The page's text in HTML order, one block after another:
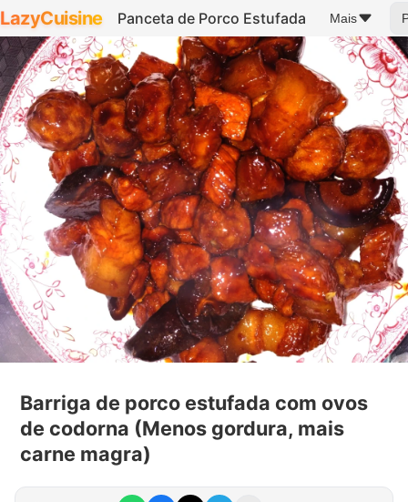
LazyCuisine Panceta de Porco Estufada Mais
Barriga de porco estufada com ovos
de codorna (Menos gordura, mais
carne magra)